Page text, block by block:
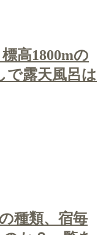
高1800mの
で露天風呂は
種類、宿毎